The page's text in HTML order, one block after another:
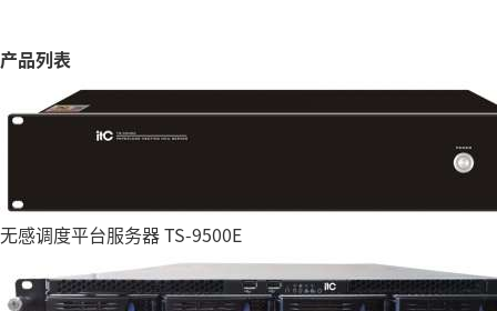
产品列表
无感调度平台服务器 TS-9500E